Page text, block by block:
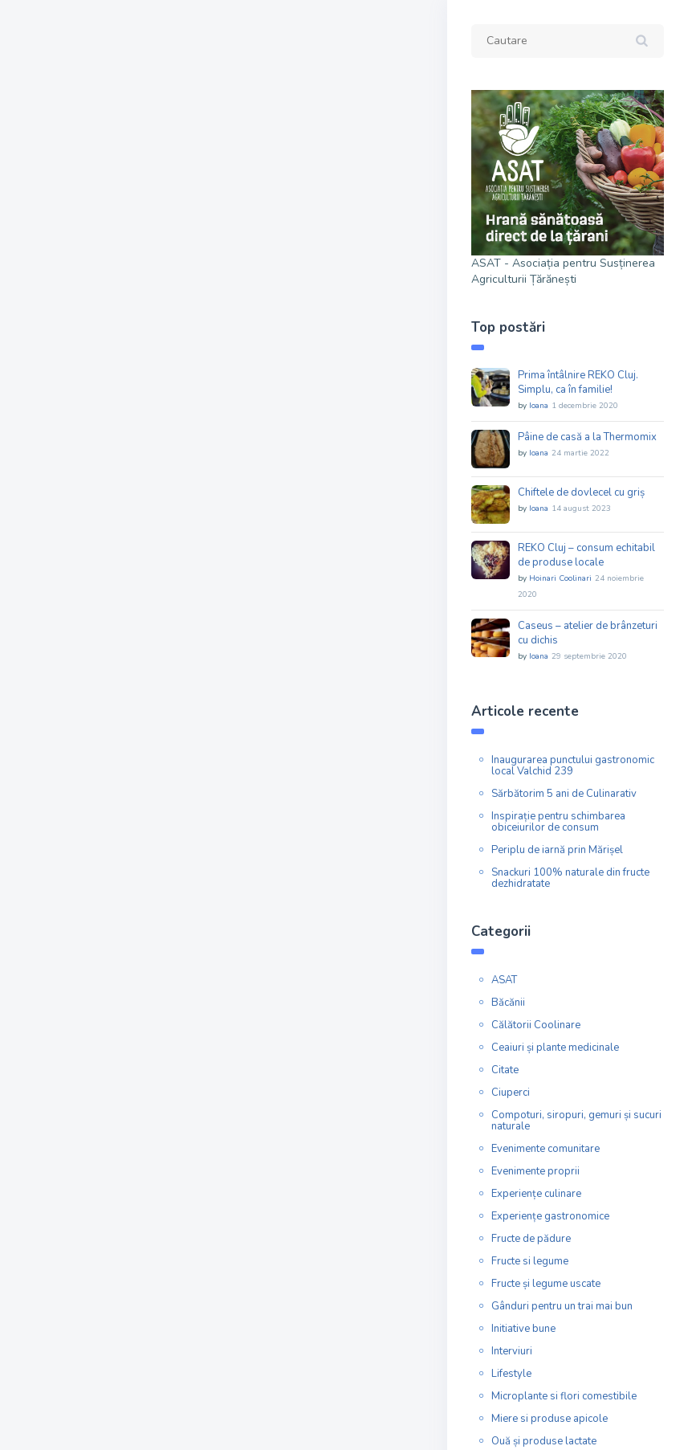
ASAT - Asociația pentru Susținerea
Agriculturii Țărănești
Top postări
Prima întâlnire REKO Cluj.
Simplu, ca în familie!
by Ioana 1 decembrie 2020
Pâine de casă a la Thermomix
by Ioana 24 martie 2022
Chiftele de dovlecel cu griș
by Ioana 14 august 2023
REKO Cluj – consum echitabil
de produse locale
by Hoinari Coolinari 24 noiembrie
2020
Caseus – atelier de brânzeturi
cu dichis
by Ioana 29 septembrie 2020
Articole recente
Inaugurarea punctului gastronomic
local Valchid 239
Sărbătorim 5 ani de Culinarativ
Inspirație pentru schimbarea
obiceiurilor de consum
Periplu de iarnă prin Mărișel
Snackuri 100% naturale din fructe
dezhidratate
Categorii
ASAT
Băcănii
Călătorii Coolinare
Ceaiuri și plante medicinale
Citate
Ciuperci
Compoturi, siropuri, gemuri și sucuri
naturale
Evenimente comunitare
Evenimente proprii
Experiențe culinare
Experiențe gastronomice
Fructe de pădure
Fructe si legume
Fructe și legume uscate
Gânduri pentru un trai mai bun
Initiative bune
Interviuri
Lifestyle
Microplante si flori comestibile
Miere si produse apicole
Ouă și produse lactate